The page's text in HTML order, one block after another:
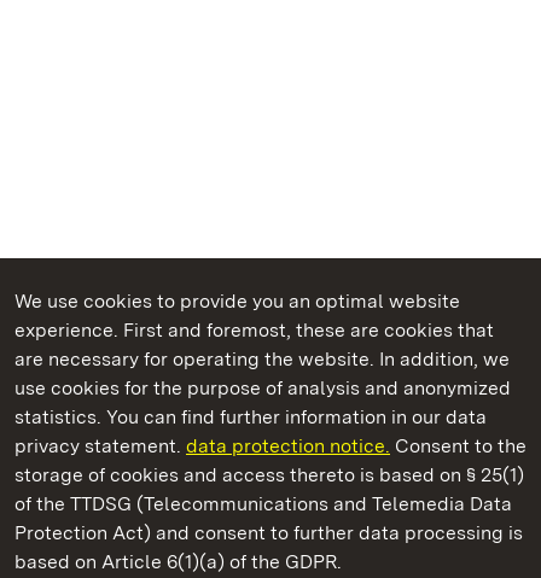
We use cookies to provide you an optimal website
experience. First and foremost, these are cookies that
are necessary for operating the website. In addition, we
use cookies for the purpose of analysis and anonymized
statistics. You can find further information in our data
privacy statement. data protection notice. Consent to the
storage of cookies and access thereto is based on § 25(1)
of the TTDSG (Telecommunications and Telemedia Data
Protection Act) and consent to further data processing is
based on Article 6(1)(a) of the GDPR.
State Palaces and Gardens of Baden-Wuerttemberg
Ludwigsburg Residential Palace